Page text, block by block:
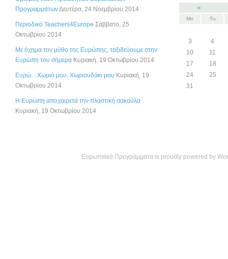
ΠρογραμμάτωνΔευτέρα, 24 Νοεμβρίου 2014
Περιοδικό Teachers4Europe Σάββατο, 25
Οκτωβρίου 2014
Με όχημα τον μύθο της Ευρώπης, ταξιδεύουμε στην
Ευρώπη του σήμερα Κυριακή, 19 Οκτωβρίου 2014
Ευρώ…Χωριό μου, Χωριουδάκι μου Κυριακή, 19
Οκτωβρίου 2014
Η Ευρώπη αποχαιρετά την πλαστική σακούλα
Κυριακή, 19 Οκτωβρίου 2014
«
Mo Tu
3
4
10
11
17
18
24
25
31
Ευρωπαϊκά Προγράμματα is proudly powered by